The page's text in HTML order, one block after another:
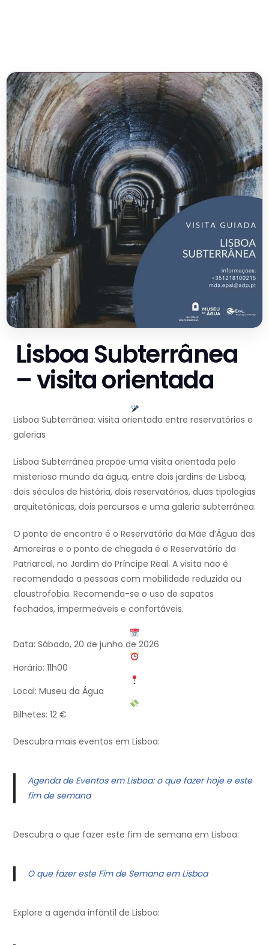
Lisboa Subterrânea
– visita orientada
Lisboa Subterrânea: visita orientada entre reservatórios e
galerias
Lisboa Subterrânea propõe uma visita orientada pelo
misterioso mundo da água, entre dois jardins de Lisboa,
dois séculos de história, dois reservatórios, duas tipologias
arquitetónicas, dois percursos e uma galeria subterrânea.
O ponto de encontro é o Reservatório da Mãe d’Água das
Amoreiras e o ponto de chegada é o Reservatório da
Patriarcal, no Jardim do Príncipe Real. A visita não é
recomendada a pessoas com mobilidade reduzida ou
claustrofobia. Recomenda-se o uso de sapatos
fechados, impermeáveis e confortáveis.
Data: Sábado, 20 de junho de 2026
Horário: 11h00
Local: Museu da Água
Bilhetes: 12 €
Descubra mais eventos em Lisboa:
Agenda de Eventos em Lisboa: o que fazer hoje e este
fim de semana
Descubra o que fazer este fim de semana em Lisboa:
O que fazer este Fim de Semana em Lisboa
Explore a agenda infantil de Lisboa: